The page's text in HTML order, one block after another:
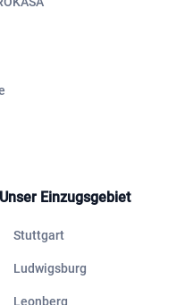
Unser Einzugsgebiet
Stuttgart
Ludwigsburg
Leonberg